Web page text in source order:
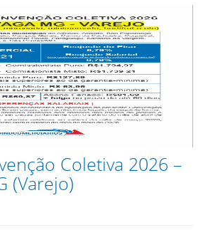
Coletiva 2026 –
(Varejo)